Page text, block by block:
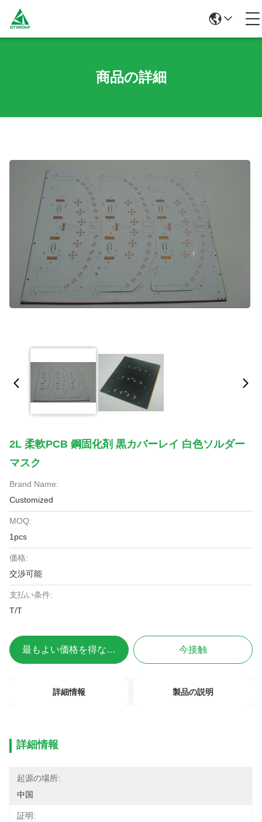
商品の詳細
2L 柔軟PCB 鋼固化剤 黒カバーレイ 白色ソルダー
マスク
Brand Name:
Customized
MOQ:
1pcs
価格:
交渉可能
支払い条件:
T/T
最もよい価格を得なさい 今接触
詳細情報 製品の説明
詳細情報
起源の場所:
中国
証明: